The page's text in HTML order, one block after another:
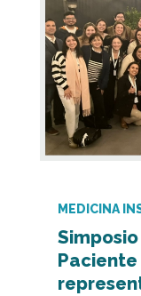
MEDICINA
Paciente